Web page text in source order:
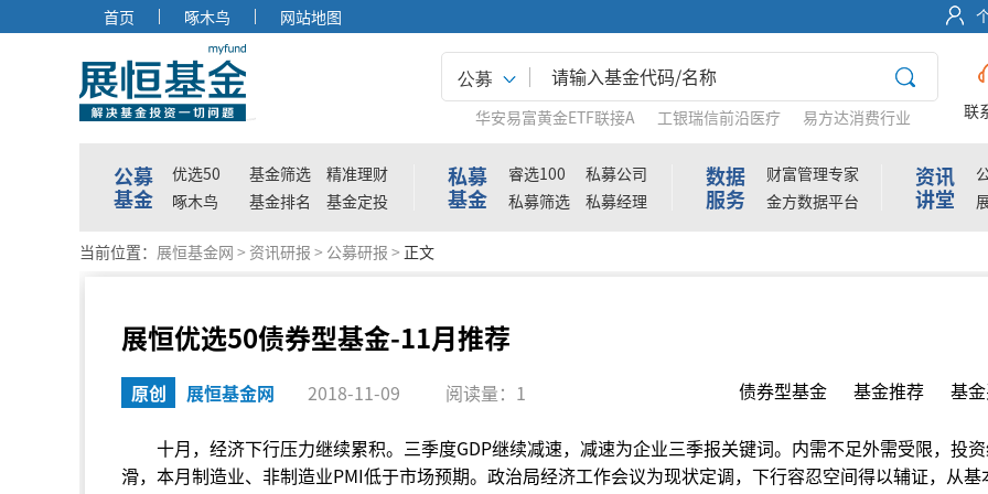
首页 啄木鸟 网站地图
公募
华安易富黄金ETF联接A 工银瑞信前沿医疗 易方达消费行业 联
公募
基金
优选50 基金筛选
精准理财
啄木鸟
基金排名 基金定投
私募
基金
睿选100
私募公司
私募筛选
私募经理
数据
服务
财富管理专家
金方数据平台
资讯
讲堂
当前位置： 展恒基金网 > 资讯研报 > 公募研报 > 正文
展恒优选50债券型基金-11月推荐
原创 展恒基金网 2018-11-09 阅读量：1 债券型基金 基金推荐 基
十月，经济下行压力继续累积。三季度GDP继续减速，减速为企业三季报关键词。内需不足外需受限，投
滑，本月制造业、非制造业PMI低于市场预期。政治局经济工作会议为现状定调，下行容忍空间得以辅证，从基